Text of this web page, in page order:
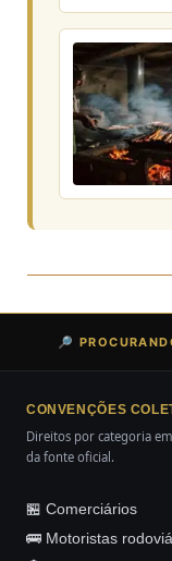
🔎
CONVENÇÕES
Direitos por categoria
da fonte oficial.
🏪 Comerciários
🚌 Motoristas